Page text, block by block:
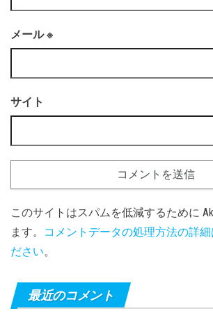
メール※
サイト
このサイトはスパムを低減するために
ます。
コメントデータの処理方法の詳細
ださい。
最近のコメント